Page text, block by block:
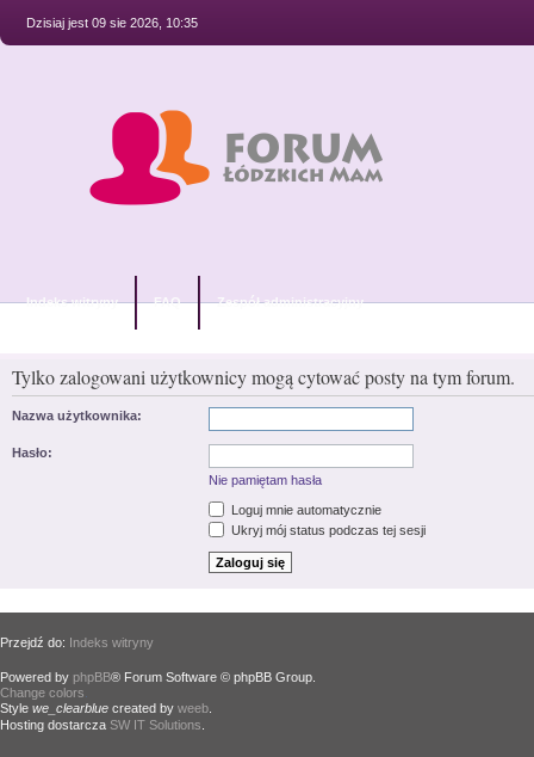
Dzisiaj jest 09 sie 2026, 10:35
Indeks witryny FAQ Zespół administracyjny
Tylko zalogowani użytkownicy mogą cytować posty na tym forum.
Nazwa użytkownika:
Hasło:
Nie pamiętam hasła
Loguj mnie automatycznie
Ukryj mój status podczas tej sesji
Przejdź do: Indeks witryny
Powered by phpBB® Forum Software © phpBB Group.
Change colors
Style we_clearblue created by weeb
Hosting dostarcza SW IT Solutions